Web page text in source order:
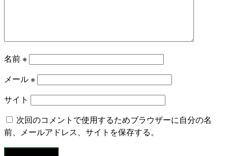
名前※
メール※
サイト
次回のコメントで使用するためブラウザーに自分の名
前、メールアドレス、サイトを保存する。